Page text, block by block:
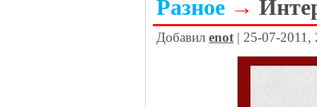
Разное →
Добавил enot | 25-07-